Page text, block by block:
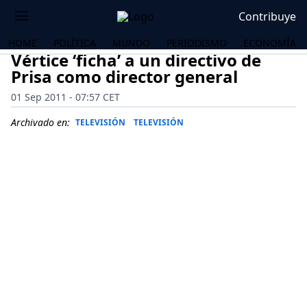
Contribuye
HOME POLÍTICA MUNDO PERIODISMO ECONOMÍA
Vértice ‘ficha’ a un directivo de
Prisa como director general
01 Sep 2011 - 07:57 CET
Archivado en: TELEVISIÓN TELEVISIÓN